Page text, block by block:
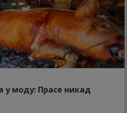
у моду: Прасе никад